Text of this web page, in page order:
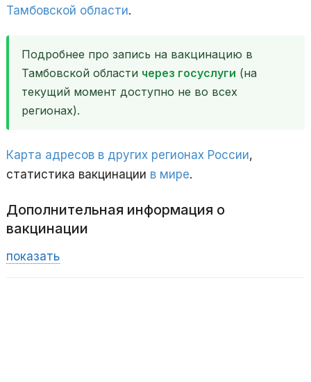
Тамбовской области.
Подробнее про запись на вакцинацию в
Тамбовской области через госуслуги (на
текущий момент доступно не во всех
регионах).
Карта адресов в других регионах России,
статистика вакцинации в мире.
Дополнительная информация о
вакцинации
показать